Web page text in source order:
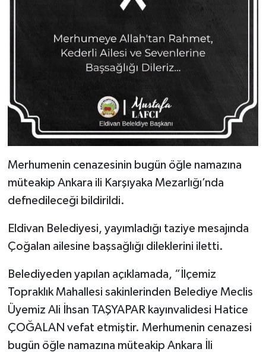
Merhumenin cenazesinin bugün öğle namazına
müteakip Ankara ili Karşıyaka Mezarlığı’nda
defnedileceği bildirildi.
Eldivan Belediyesi, yayımladığı taziye mesajında
Çoğalan ailesine başsağlığı dileklerini iletti.
Belediyeden yapılan açıklamada, “İlçemiz
Topraklık Mahallesi sakinlerinden Belediye Meclis
Üyemiz Ali İhsan TAŞYAPAR kayınvalidesi Hatice
ÇOĞALAN vefat etmiştir. Merhumenin cenazesi
bugün öğle namazına müteakip Ankara İli